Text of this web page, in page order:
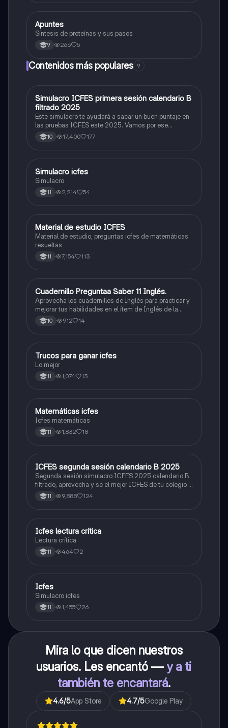
Biologia
Apuntes
Síntesis de proteínas y sus pasos
9 266 5
Contenidos más populares 9
ICFES: Matemáticas
Simulacro ICFES primera sesión calendario B
filtrado 2025
Este simulacro te ayudará a sacar un buen puntaje en
las pruebas ICFES este 2025. Vamos por ese
500/500. Y poder ser admitido en la universidad que
quieras, estudiar la carrera que quieres y no la que te
10 17,400 177
ICFES: Lectura Crítica
Simulacro icfes
Simulacro
11 2,214 54
ICFES: Matemáticas
Material de estudio ICFES
Material de estudio, preguntas icfes de matemáticas
resueltas
11 7,154 113
ICFES: Inglés
Cuadernillo Preguntaa Saber 11 Inglés.
Aprovecha los cuadernillos de Inglés para practicar y
mejorar tus habilidades en el ítem de Inglés de la
Prueba Saber 11. 🫡
10 912 14
Química
Trucos para ganar icfes
Lo mejor
11 1,074 13
ICFES: Matemáticas
Matemáticas icfes
Icfes matemáticas
11 1,832 18
ICFES: Lectura Crítica
ICFES segunda sesión calendario B 2025
Segunda sesión simulacro ICFES 2025 calendario B
filtrado, aprovecha y se el mejor ICFES de tu colegio y
poder ingresar a universidad, y estudiar aquella
carrera con la que tanto sueñas.
11 9,888 124
Lengua Castellana
Icfes lectura crítica
Lectura crítica
11 464 2
ICFES: Sociales y Ciudadanas
Icfes
Simulacro icfes
11 1,455 26
Mira lo que dicen nuestros
usuarios. Les encantó —y a ti
también te encantará.
4.6/5App Store 4.7/5Google Play